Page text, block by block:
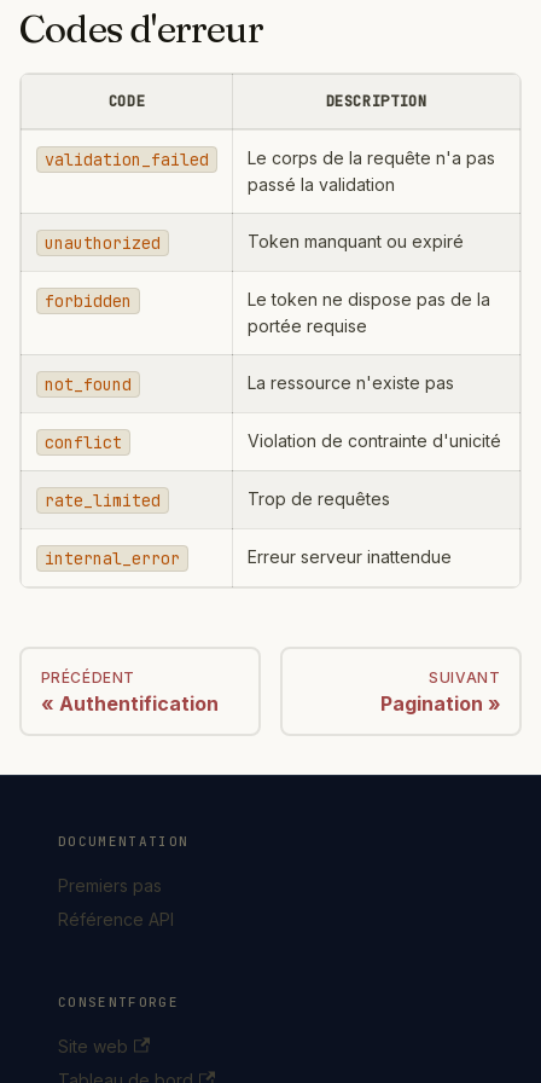
Codes d'erreur
CODE DESCRIPTION
validation_failed
Le corps de la requête n'a pas
passé la validation
unauthorized Token manquant ou expiré
forbidden
Le token ne dispose pas de la
portée requise
not_found La ressource n'existe pas
conflict Violation de contrainte d'unicité
rate_limited Trop de requêtes
internal_error Erreur serveur inattendue
PRÉCÉDENT
Authentification
SUIVANT
Pagination
DOCUMENTATION
Premiers pas
Référence API
CONSENTFORGE
Site web